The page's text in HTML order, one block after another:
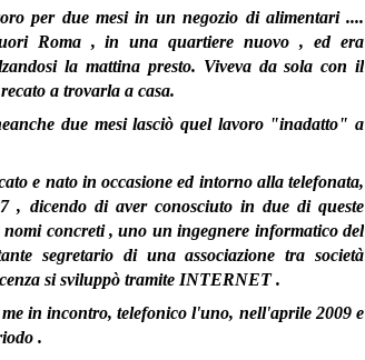
per due mesi in un negozio di alimentari ....
Roma , in una quartiere nuovo , ed era
la mattina presto. Viveva da sola con il
a trovarla a casa.
due mesi lasciò quel lavoro "inadatto" a
e nato in occasione ed intorno alla telefonata,
, dicendo di aver conosciuto in due di queste
nomi concreti , uno un ingegnere informatico del
segretario di una associazione tra società
si sviluppò tramite INTERNET .
in incontro, telefonico l'uno, nell'aprile 2009 e
.